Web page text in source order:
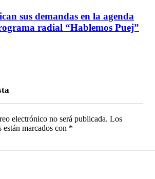
sus demandas en la agenda
radial “Hablemos Puej”
electrónico no será publicada. Los
marcados con *